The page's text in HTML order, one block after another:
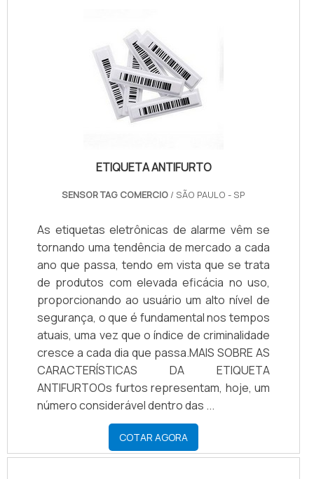
ETIQUETA ANTIFURTO
SENSOR TAG COMERCIO / SÃO PAULO - SP
As etiquetas eletrônicas de alarme vêm se
tornando uma tendência de mercado a cada
ano que passa, tendo em vista que se trata
de produtos com elevada eficácia no uso,
proporcionando ao usuário um alto nível de
segurança, o que é fundamental nos tempos
atuais, uma vez que o índice de criminalidade
cresce a cada dia que passa.MAIS SOBRE AS
CARACTERÍSTICAS DA ETIQUETA
ANTIFURTOOs furtos representam, hoje, um
número considerável dentro das ...
COTAR AGORA